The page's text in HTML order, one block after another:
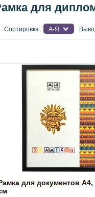
для
А-Я
Сортировка :
для документов А4,